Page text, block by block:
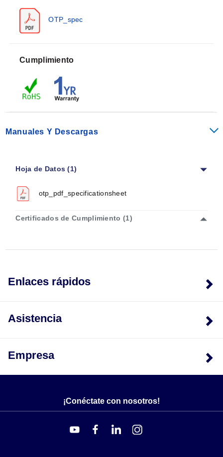
incluidos termopares apantallados, termistores y RTD.
Especialmente útil para continuar los cables de
(425°F). Construcción de alto impacto.
OTP_spec
Cumplimiento
Manuales Y Descargas
Hoja de Datos (1)
otp_pdf_specificationsheet
Certificados de Cumplimiento (1)
Enlaces rápidos
Asistencia
Empresa
¡Conéctate con nosotros!